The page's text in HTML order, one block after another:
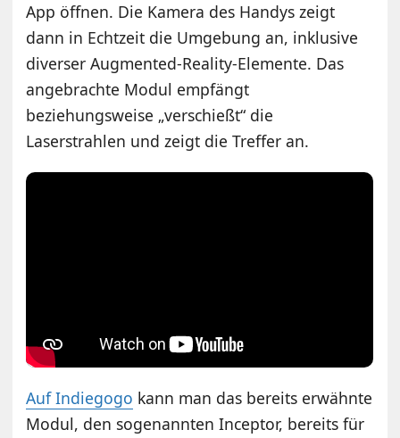
App öffnen. Die Kamera des Handys zeigt
dann in Echtzeit die Umgebung an, inklusive
diverser Augmented-Reality-Elemente. Das
angebrachte Modul empfängt
beziehungsweise „verschießt“ die
Laserstrahlen und zeigt die Treffer an.
Auf Indiegogo kann man das bereits erwähnte
Modul, den sogenannten Inceptor, bereits für